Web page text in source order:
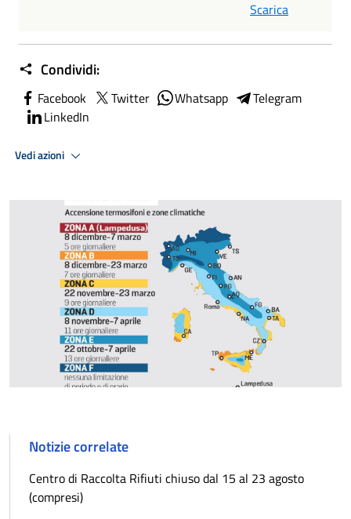
Scarica
Condividi:
Facebook Twitter Whatsapp
Telegram
LinkedIn
Vedi azioni
Notizie correlate
Centro di Raccolta Rifiuti chiuso dal 15 al 23 agosto
(compresi)